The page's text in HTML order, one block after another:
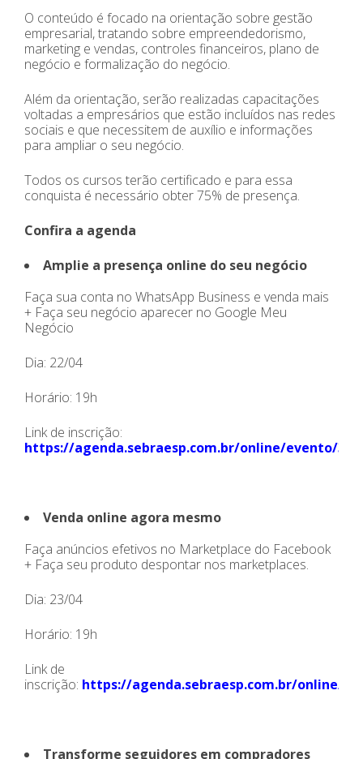
O conteúdo é focado na orientação sobre gestão
empresarial, tratando sobre empreendedorismo,
marketing e vendas, controles financeiros, plano de
negócio e formalização do negócio.
Além da orientação, serão realizadas capacitações
voltadas a empresários que estão incluídos nas redes
sociais e que necessitem de auxílio e informações
para ampliar o seu negócio.
Todos os cursos terão certificado e para essa
conquista é necessário obter 75% de presença.
Confira a agenda
Amplie a presença online do seu negócio
Faça sua conta no WhatsApp Business e venda mais
+ Faça seu negócio aparecer no Google Meu
Negócio
Dia: 22/04
Horário: 19h
Link de inscrição:
https://agenda.sebraesp.com.br/online/evento/
Venda online agora mesmo
Faça anúncios efetivos no Marketplace do Facebook
+ Faça seu produto despontar nos marketplaces.
Dia: 23/04
Horário: 19h
Link de
inscrição: https://agenda.sebraesp.com.br/online/
Transforme seguidores em compradores